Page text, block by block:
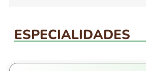
ESPECIALIDADES